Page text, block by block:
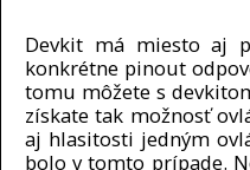
Devkit má miesto aj
konkrétne pinout
tomu môžete s
získate tak možnosť
aj hlasitosti jedným
bolo v tomto prípade.